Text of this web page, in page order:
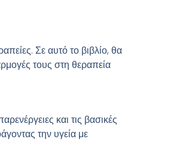
Σε αυτό το βιβλίο, θα
τους στη θεραπεία
και τις βασικές
την υγεία με